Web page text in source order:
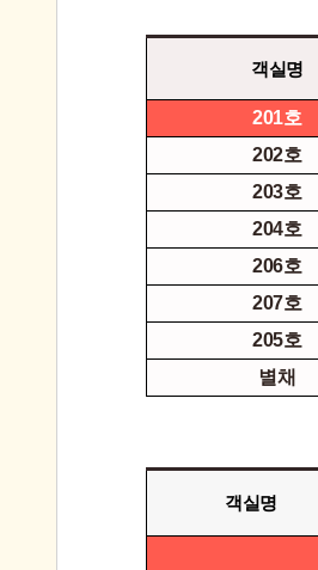
객실명
201호
202호
203호
204호
206호
207호
205호
별채